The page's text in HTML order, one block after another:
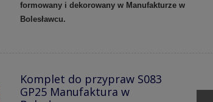
formowany i dekorowany w Manufakturze w
Bolesławcu.
Komplet do przypraw S083
GP25 Manufaktura w